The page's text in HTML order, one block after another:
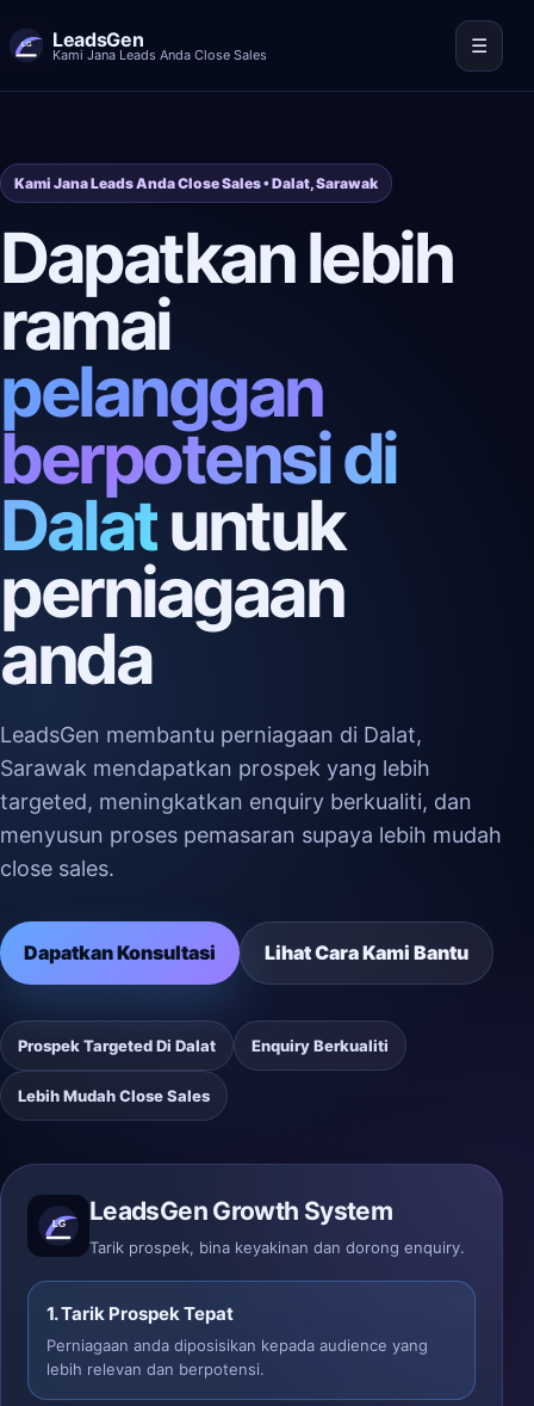
LeadsGen
Kami Jana Leads Anda Close Sales ☰
Kami Jana Leads Anda Close Sales • Dalat, Sarawak
Dapatkan lebih
ramai
pelanggan
berpotensi di
Dalatuntuk
perniagaan
anda
LeadsGen membantu perniagaan di Dalat,
Sarawak mendapatkan prospek yang lebih
targeted, meningkatkan enquiry berkualiti, dan
menyusun proses pemasaran supaya lebih mudah
close sales.
Dapatkan Konsultasi Lihat Cara Kami Bantu
Prospek Targeted Di Dalat Enquiry Berkualiti
Lebih Mudah Close Sales
LeadsGen Growth System
Tarik prospek, bina keyakinan dan dorong enquiry.
1. Tarik Prospek Tepat
Perniagaan anda diposisikan kepada audience yang
lebih relevan dan berpotensi.